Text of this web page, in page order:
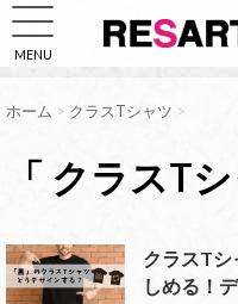
MENU
ホーム > クラスTシャツ >
「 クラスT
クラスTシ
しめる！